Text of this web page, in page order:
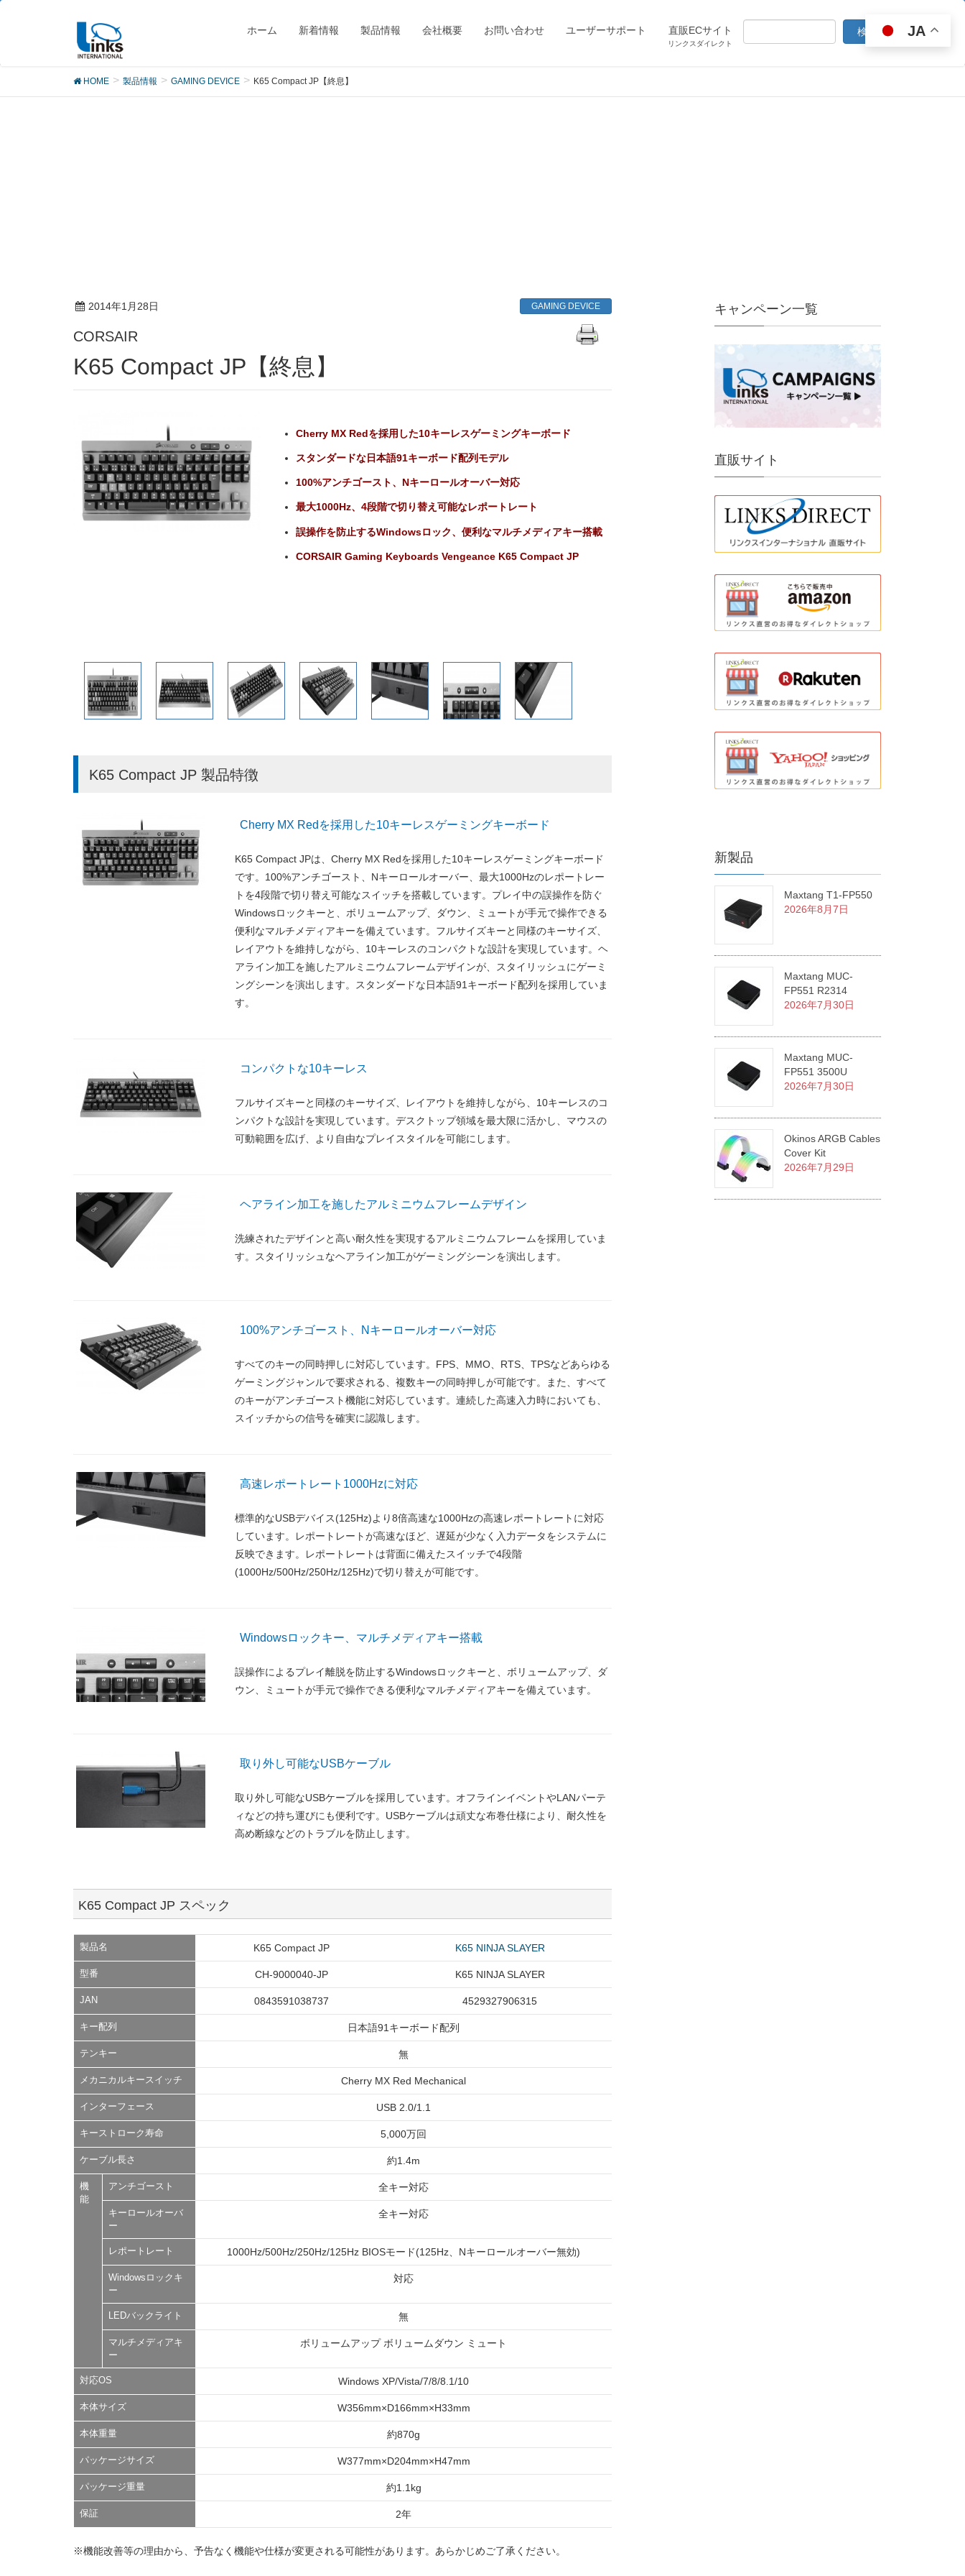
ホーム 新着情報 製品情報 会社概要 お問い合わせ ユーザーサポート 直販ECサイト
リンクスダイレクト
製品
HOME 製品情報 GAMING DEVICE K65 Compact JP【終息】
2014年1月28日 GAMING DEVICE
CORSAIR
K65 Compact JP【終息】
Cherry MX Redを採用した10キーレスゲーミングキーボード
スタンダードな日本語91キーボード配列モデル
100%アンチゴースト、Nキーロールオーバー対応
最大1000Hz、4段階で切り替え可能なレポートレート
誤操作を防止するWindowsロック、便利なマルチメディアキー搭載
CORSAIR Gaming Keyboards Vengeance K65 Compact JP
K65 Compact JP 製品特徴
Cherry MX Redを採用した10キーレスゲーミングキーボード
K65 Compact JPは、Cherry MX Redを採用した10キーレスゲーミングキーボード
です。100%アンチゴースト、Nキーロールオーバー、最大1000Hzのレポートレー
トを4段階で切り替え可能なスイッチを搭載しています。プレイ中の誤操作を防ぐ
Windowsロックキーと、ボリュームアップ、ダウン、ミュートが手元で操作できる
便利なマルチメディアキーを備えています。フルサイズキーと同様のキーサイズ、
レイアウトを維持しながら、10キーレスのコンパクトな設計を実現しています。ヘ
アライン加工を施したアルミニウムフレームデザインが、スタイリッシュにゲーミ
ングシーンを演出します。スタンダードな日本語91キーボード配列を採用していま
す。
コンパクトな10キーレス
フルサイズキーと同様のキーサイズ、レイアウトを維持しながら、10キーレスのコ
ンパクトな設計を実現しています。デスクトップ領域を最大限に活かし、マウスの
可動範囲を広げ、より自由なプレイスタイルを可能にします。
ヘアライン加工を施したアルミニウムフレームデザイン
洗練されたデザインと高い耐久性を実現するアルミニウムフレームを採用していま
す。スタイリッシュなヘアライン加工がゲーミングシーンを演出します。
100%アンチゴースト、Nキーロールオーバー対応
すべてのキーの同時押しに対応しています。FPS、MMO、RTS、TPSなどあらゆる
ゲーミングジャンルで要求される、複数キーの同時押しが可能です。また、すべて
のキーがアンチゴースト機能に対応しています。連続した高速入力時においても、
スイッチからの信号を確実に認識します。
高速レポートレート1000Hzに対応
標準的なUSBデバイス(125Hz)より8倍高速な1000Hzの高速レポートレートに対応
しています。レポートレートが高速なほど、遅延が少なく入力データをシステムに
反映できます。レポートレートは背面に備えたスイッチで4段階
(1000Hz/500Hz/250Hz/125Hz)で切り替えが可能です。
Windowsロックキー、マルチメディアキー搭載
誤操作によるプレイ離脱を防止するWindowsロックキーと、ボリュームアップ、ダ
ウン、ミュートが手元で操作できる便利なマルチメディアキーを備えています。
取り外し可能なUSBケーブル
取り外し可能なUSBケーブルを採用しています。オフラインイベントやLANパーテ
ィなどの持ち運びにも便利です。USBケーブルは頑丈な布巻仕様により、耐久性を
高め断線などのトラブルを防止します。
K65 Compact JP スペック
製品名 K65 Compact JP K65 NINJA SLAYER
型番 CH-9000040-JP K65 NINJA SLAYER
JAN 0843591038737 4529327906315
キー配列 日本語91キーボード配列
テンキー 無
メカニカルキースイッチ Cherry MX Red Mechanical
インターフェース USB 2.0/1.1
キーストローク寿命 5,000万回
ケーブル長さ 約1.4m
機
能
アンチゴースト 全キー対応
キーロールオーバ
ー
全キー対応
レポートレート 1000Hz/500Hz/250Hz/125Hz BIOSモード(125Hz、Nキーロールオーバー無効)
Windowsロックキ
ー
対応
LEDバックライト 無
マルチメディアキ
ー
ボリュームアップ ボリュームダウン ミュート
対応OS Windows XP/Vista/7/8/8.1/10
本体サイズ W356mm×D166mm×H33mm
本体重量 約870g
パッケージサイズ W377mm×D204mm×H47mm
パッケージ重量 約1.1kg
保証 2年
※機能改善等の理由から、予告なく機能や仕様が変更される可能性があります。あらかじめご了承ください。
キャンペーン一覧
直販サイト
新製品
Maxtang T1-FP550
2026年8月7日
Maxtang MUC-
FP551 R2314
2026年7月30日
Maxtang MUC-
FP551 3500U
2026年7月30日
Okinos ARGB Cables
Cover Kit
2026年7月29日
JA